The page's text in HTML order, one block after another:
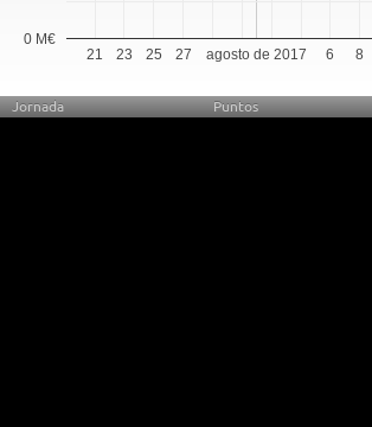
agosto de 2017
21 23 25 27 6 8
0 M€
Jornada Puntos